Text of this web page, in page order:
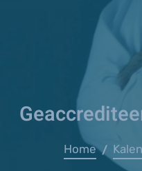
Home /